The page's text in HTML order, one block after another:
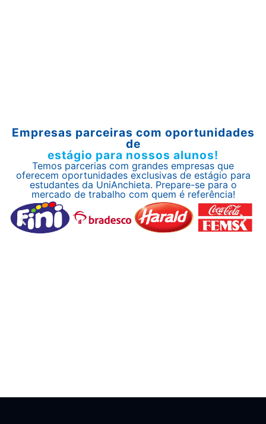
Empresas parceiras com oportunidades
de
estágio para nossos alunos!
Temos parcerias com grandes empresas que
oferecem oportunidades exclusivas de estágio para
estudantes da UniAnchieta. Prepare-se para o
mercado de trabalho com quem é referência!